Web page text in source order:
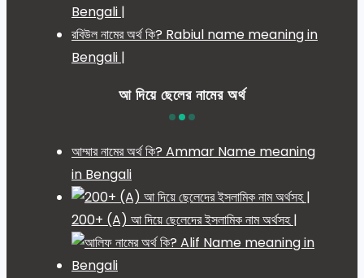
Bengali |
রবিউল নামের অর্থ কি? Rabiul name meaning in
Bengali |
আ দিয়ে ছেলের নামের অর্থ
আম্মার নামের অর্থ কি? Ammar Name meaning
in Bengali
200+ (A) আ দিয়ে ছেলেদের ইসলামিক নাম অর্থসহ |